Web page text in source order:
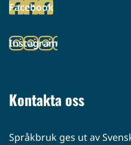
palveluun)
Facebook
(siirryt
palveluun)
Instagram
(siirryt
Kontakta oss
Språkbruk ges ut av